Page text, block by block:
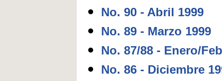
No. 90 - Abril 1999
No. 89 - Marzo 1999
No. 87/88 - Enero/
No. 86 - Diciembre